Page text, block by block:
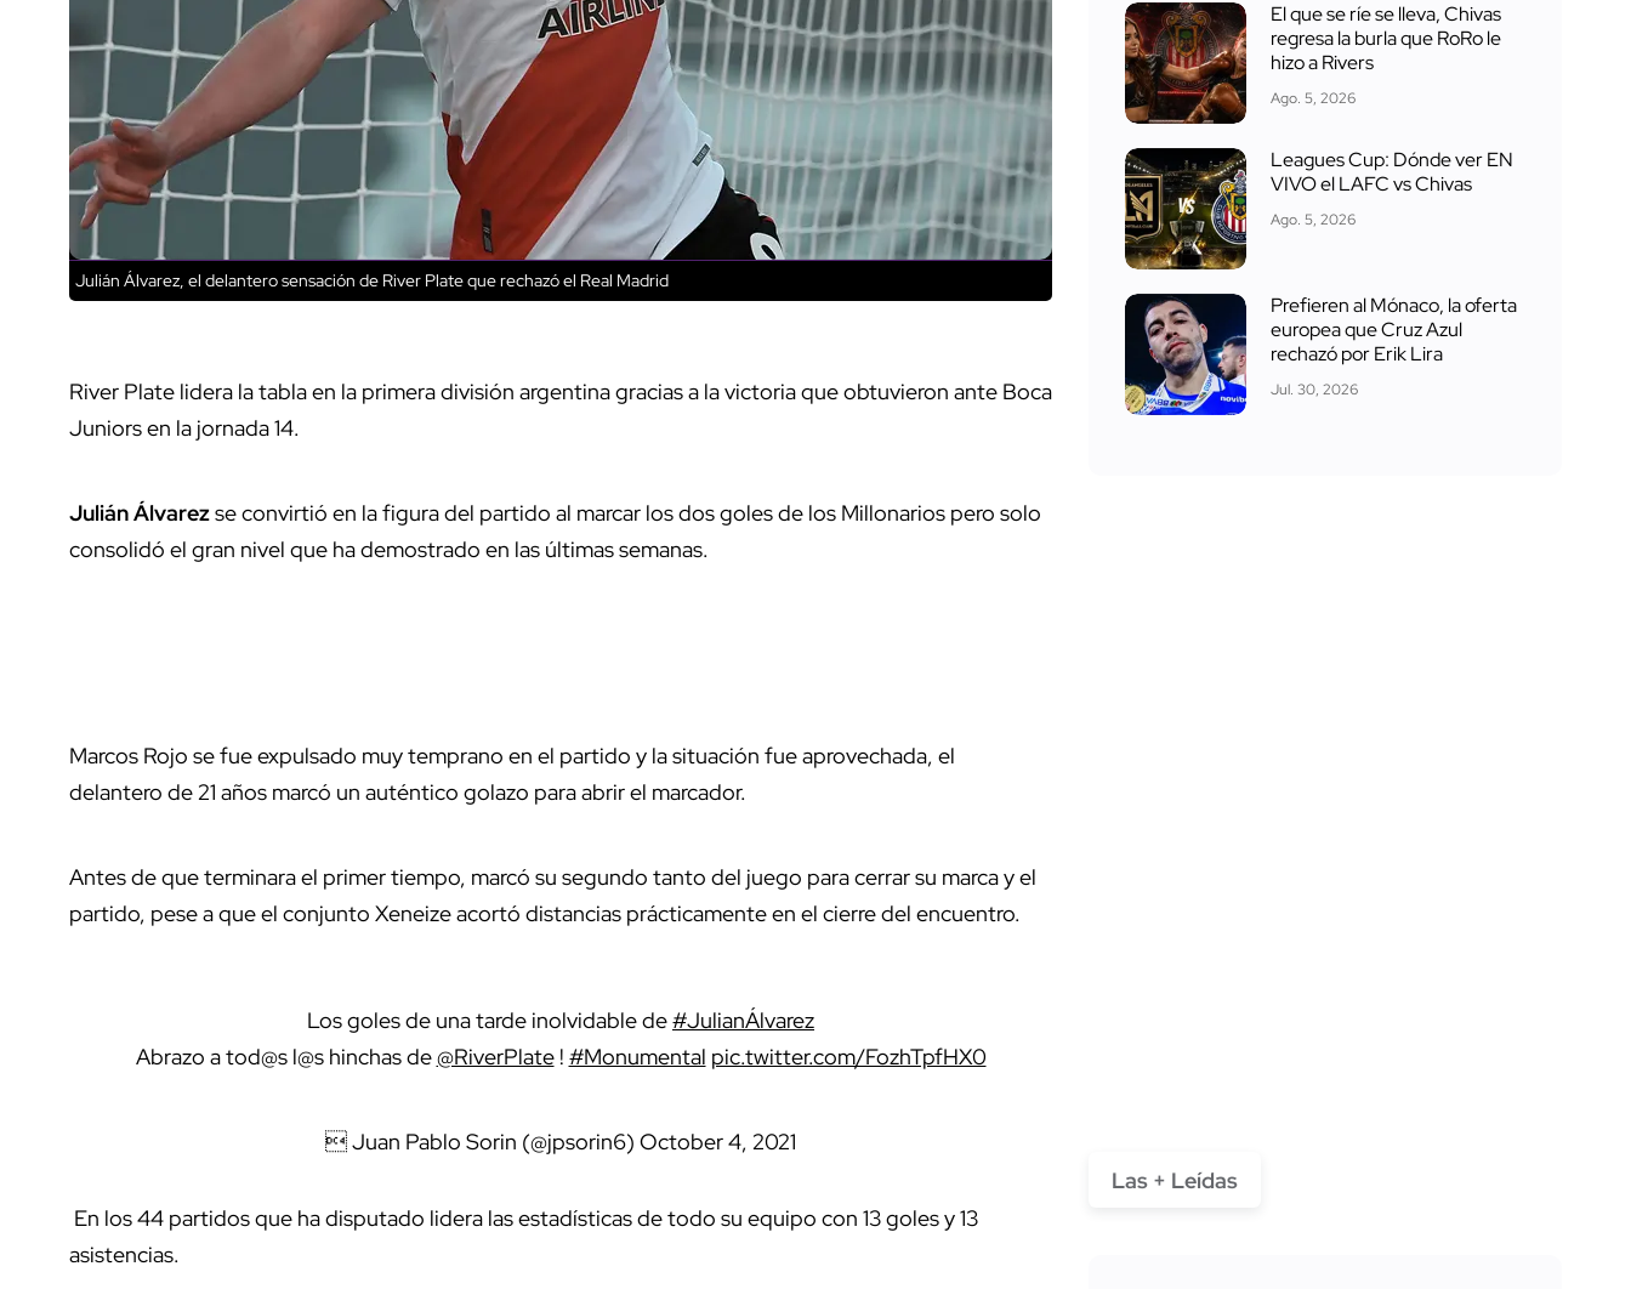
Julián Álvarez, el delantero sensación de River Plate que rechazó el Real Madrid
River Plate lidera la tabla en la primera división argentina gracias a la victoria que obtuvieron ante Boca
Juniors en la jornada 14.
Julián Álvarezse convirtió en la figura del partido al marcar los dos goles de los Millonarios pero solo
consolidó el gran nivel que ha demostrado en las últimas semanas.
Marcos Rojo se fue expulsado muy temprano en el partido y la situación fue aprovechada, el
delantero de 21 años marcó un auténtico golazo para abrir el marcador.
Antes de que terminara el primer tiempo, marcó su segundo tanto del juego para cerrar su marca y el
partido, pese a que el conjunto Xeneize acortó distancias prácticamente en el cierre del encuentro.
Los goles de una tarde inolvidable de#JulianÁlvarez
Abrazo a tod@s l@s hinchas de@RiverPlate! #Monumental pic.twitter.com/FozhTpfHX0
 Juan Pablo Sorin (@jpsorin6) October 4, 2021
En los 44 partidos que ha disputado lidera las estadísticas de todo su equipo con 13 goles y 13
asistencias.
El que se ríe se lleva, Chivas
regresa la burla que RoRo le
hizo a Rivers
Ago. 5, 2026
Leagues Cup: Dónde ver EN
VIVO el LAFC vs Chivas
Ago. 5, 2026
Prefieren al Mónaco, la oferta
europea que Cruz Azul
rechazó por Erik Lira
Jul. 30, 2026
Las + Leídas